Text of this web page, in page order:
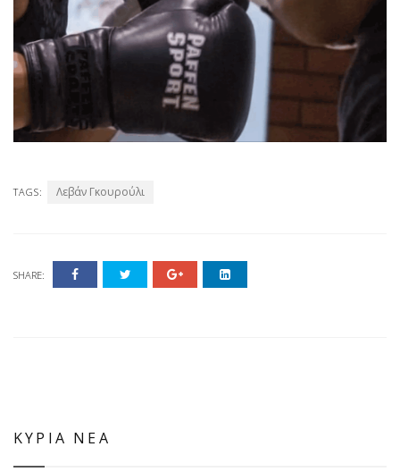
TAGS: Λεβάν Γκουρούλι
SHARE:
ΚΥΡΙΑ ΝΕΑ